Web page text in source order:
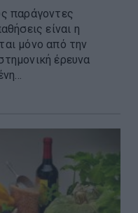
παράγοντες
είναι η
μόνο από την
έρευνα